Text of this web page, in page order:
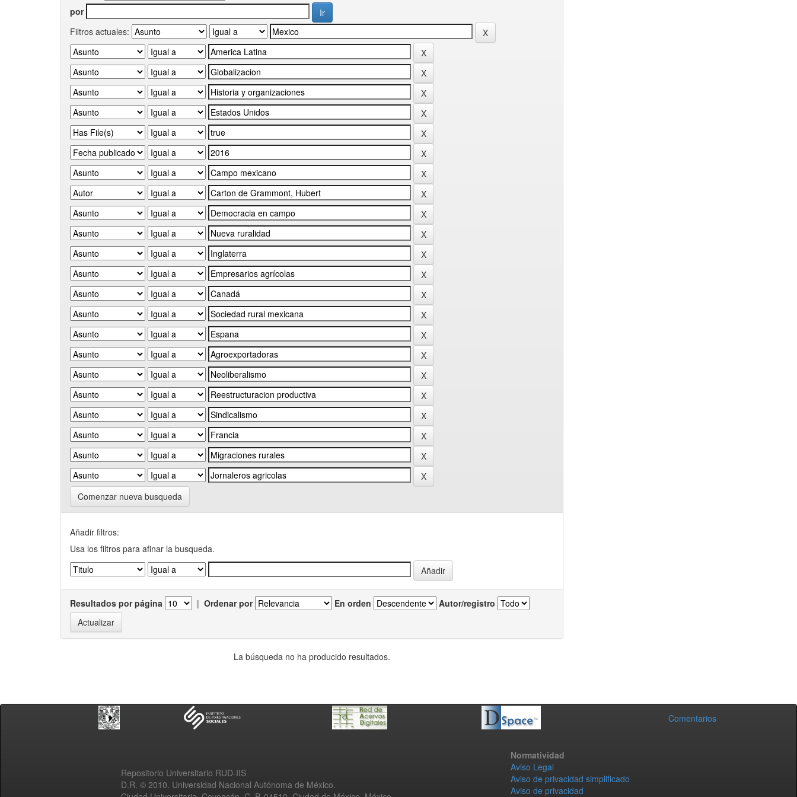
por
Filtros actuales:
Comenzar nueva busqueda
Añadir filtros:
Usa los filtros para afinar la busqueda.
Resultados por página | Ordenar por En orden Autor/registro
La búsqueda no ha producido resultados.
Comentarios
Repositorio Universitario RUD-IIS
D.R. © 2010. Universidad Nacional Autónoma de México.
Normatividad
Aviso Legal
Aviso de privacidad simplificado
Aviso de privacidad